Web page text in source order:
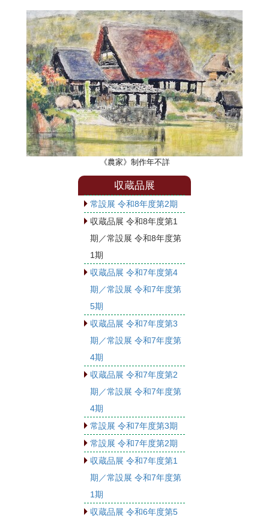
《農家》制作年不詳
収蔵品展
常設展 令和8年度第2期
収蔵品展 令和8年度第1
期／常設展 令和8年度第
1期
収蔵品展 令和7年度第4
期／常設展 令和7年度第
5期
収蔵品展 令和7年度第3
期／常設展 令和7年度第
4期
収蔵品展 令和7年度第2
期／常設展 令和7年度第
4期
常設展 令和7年度第3期
常設展 令和7年度第2期
収蔵品展 令和7年度第1
期／常設展 令和7年度第
1期
収蔵品展 令和6年度第5